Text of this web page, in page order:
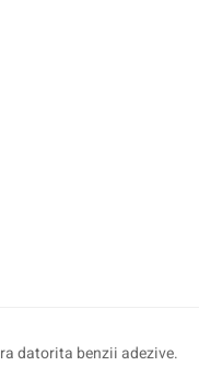
datorita benzii adezive.